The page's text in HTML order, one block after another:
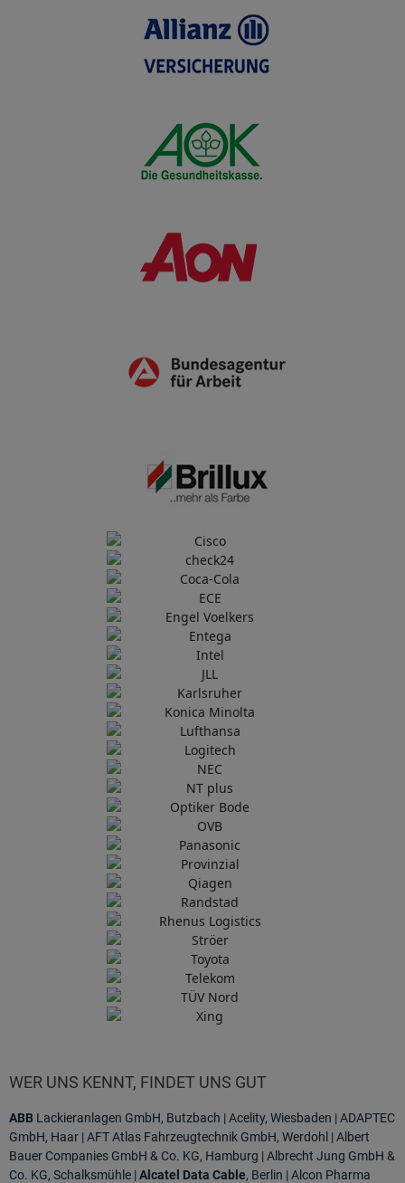
WER UNS KENNT, FINDET UNS GUT
ABB Lackieranlagen GmbH, Butzbach | Acelity, Wiesbaden | ADAPTEC
GmbH, Haar | AFT Atlas Fahrzeugtechnik GmbH, Werdohl | Albert
Bauer Companies GmbH & Co. KG, Hamburg | Albrecht Jung GmbH &
Co. KG, Schalksmühle |Alcatel Data Cable, Berlin | Alcon Pharma